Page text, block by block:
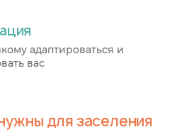
адаптироваться и
вас
для заселения